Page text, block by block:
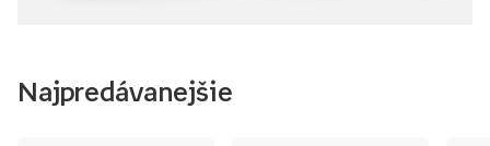
Najpredávanejšie